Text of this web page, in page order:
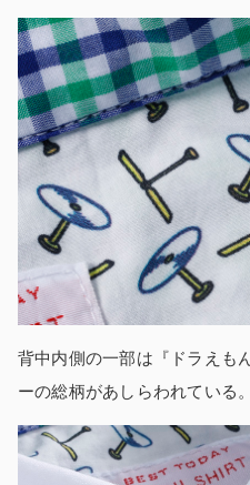
背中内側の一部は『ドラえも
ーの総柄があしらわれている。